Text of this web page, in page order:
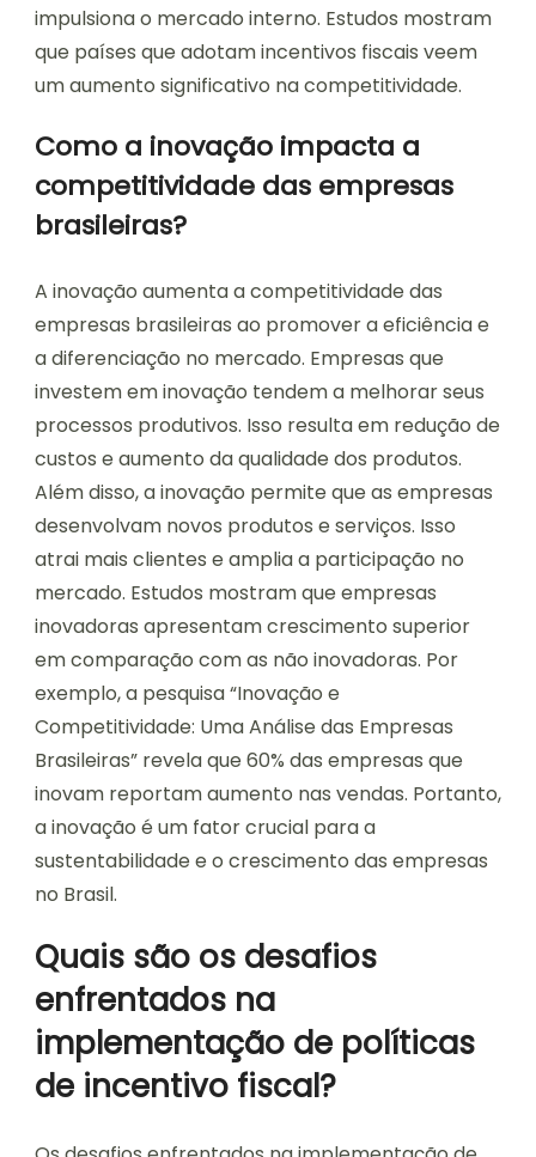
impulsiona o mercado interno. Estudos mostram
que países que adotam incentivos fiscais veem
um aumento significativo na competitividade.
Como a inovação impacta a
competitividade das empresas
brasileiras?
A inovação aumenta a competitividade das
empresas brasileiras ao promover a eficiência e
a diferenciação no mercado. Empresas que
investem em inovação tendem a melhorar seus
processos produtivos. Isso resulta em redução de
custos e aumento da qualidade dos produtos.
Além disso, a inovação permite que as empresas
desenvolvam novos produtos e serviços. Isso
atrai mais clientes e amplia a participação no
mercado. Estudos mostram que empresas
inovadoras apresentam crescimento superior
em comparação com as não inovadoras. Por
exemplo, a pesquisa “Inovação e
Competitividade: Uma Análise das Empresas
Brasileiras” revela que 60% das empresas que
inovam reportam aumento nas vendas. Portanto,
a inovação é um fator crucial para a
sustentabilidade e o crescimento das empresas
no Brasil.
Quais são os desafios
enfrentados na
implementação de políticas
de incentivo fiscal?